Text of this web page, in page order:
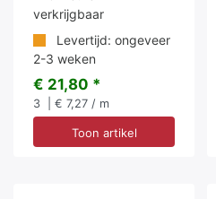
verkrijgbaar
Levertijd: ongeveer
2-3 weken
€ 21,80 *
3 | € 7,27 / m
Toon artikel